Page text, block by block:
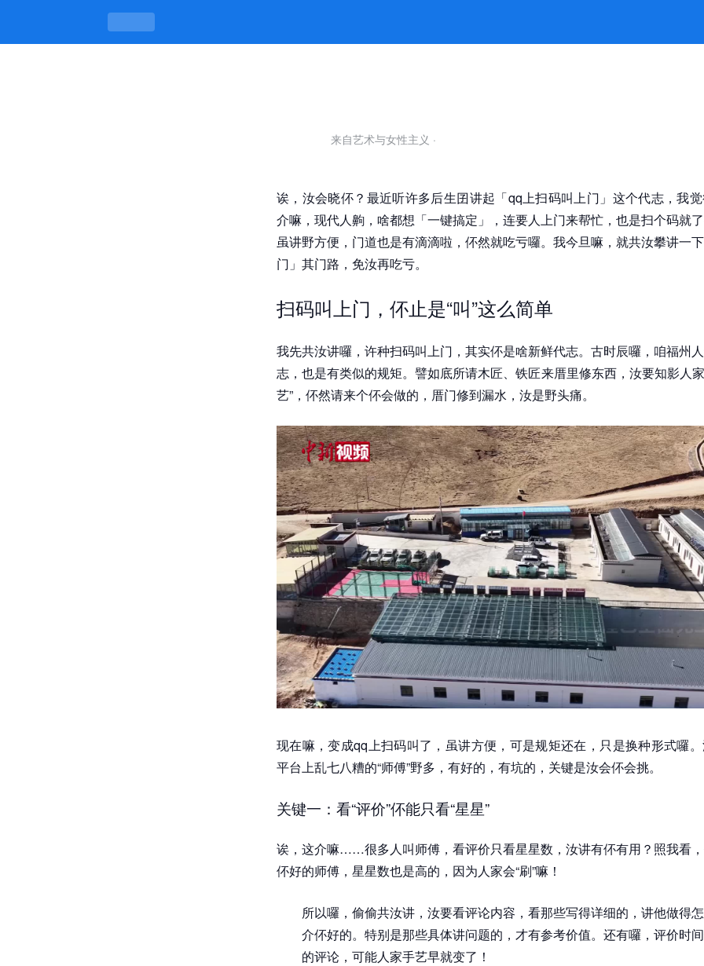
qq上扫码叫上门，门里门外有讲究 -k8凯发官网
来自艺术与女性主义 ·
诶，汝会晓伓？最近听许多后生囝讲起「qq上扫码叫上门」这个代志，我
介嘛，现代人齁，啥都想「一键搞定」，连要人上门来帮忙，也是扫个码就
虽讲野方便，门道也是有滴滴啦，伓然就吃亏囉。我今旦嘛，就共汝攀讲一
门」其门路，免汝再吃亏。
扫码叫上门，伓止是“叫”这么简单
我先共汝讲囉，许种扫码叫上门，其实伓是啥新鲜代志。古时辰囉，咱福州
志，也是有类似的规矩。譬如底所请木匠、铁匠来厝里修东西，汝要知影人家
艺”，伓然请来个伓会做的，厝门修到漏水，汝是野头痛。
现在嘛，变成qq上扫码叫了，虽讲方便，可是规矩还在，只是换种形式囉
平台上乱七八糟的“师傅”野多，有好的，有坑的，关键是汝会伓会挑。
关键一：看“评价”伓能只看“星星”
诶，这介嘛……很多人叫师傅，看评价只看星星数，汝讲有伓有用？照我看
伓好的师傅，星星数也是高的，因为人家会“刷”嘛！
所以囉，偷偷共汝讲，汝要看评论内容，看那些写得详细的，讲他做得
介伓好的。特别是那些具体讲问题的，才有参考价值。还有囉，评价时
的评论，可能人家手艺早就变了！